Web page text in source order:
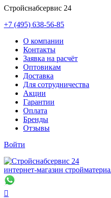
Стройснабсервис 24
+7 (495) 638-56-85
О компании
Контакты
Заявка на расчёт
Оптовикам
Доставка
Для сотрудничества
Акции
Гарантии
Оплата
Бренды
Отзывы
Войти
интернет-магазин
